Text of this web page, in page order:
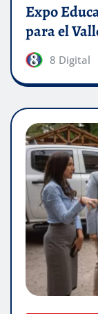
Expo
para el
8 Digital